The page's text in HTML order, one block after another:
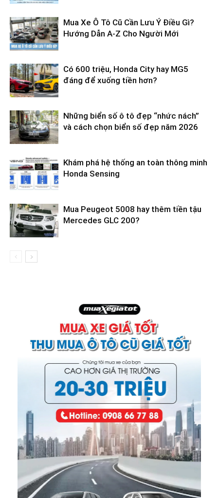
Mua Xe Ô Tô Cũ Cần Lưu Ý Điều Gì?
Hướng Dẫn A-Z Cho Người Mới
Có 600 triệu, Honda City hay MG5
đáng để xuống tiền hơn?
Những biển số ô tô đẹp “nhức nách”
và cách chọn biển số đẹp năm 2026
Khám phá hệ thống an toàn thông minh
Honda Sensing
Mua Peugeot 5008 hay thêm tiền tậu
Mercedes GLC 200?